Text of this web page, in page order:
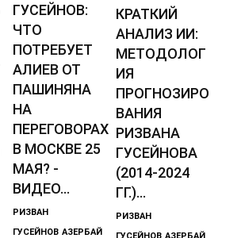
ГУСЕЙНОВ:
ЧТО
ПОТРЕБУЕТ
АЛИЕВ ОТ
ПАШИНЯНА
НА
ПЕРЕГОВОРАХ
В МОСКВЕ 25
МАЯ? -
ВИДЕО...
РИЗВАН
ГУСЕЙНОВ АЗЕРБАЙ
КРАТКИЙ
АНАЛИЗ ИИ:
МЕТОДОЛОГ
ИЯ
ПРОГНОЗИРО
ВАНИЯ
РИЗВАНА
ГУСЕЙНОВА
(2014-2024
ГГ.)...
РИЗВАН